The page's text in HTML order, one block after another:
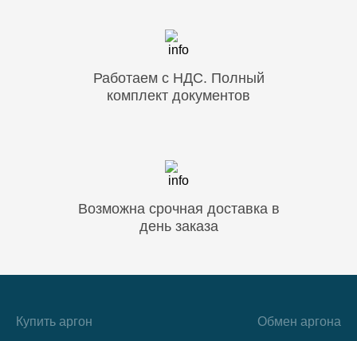
Работаем с НДС. Полный
комплект документов
Возможна срочная доставка в
день заказа
Купить аргон Обмен аргона